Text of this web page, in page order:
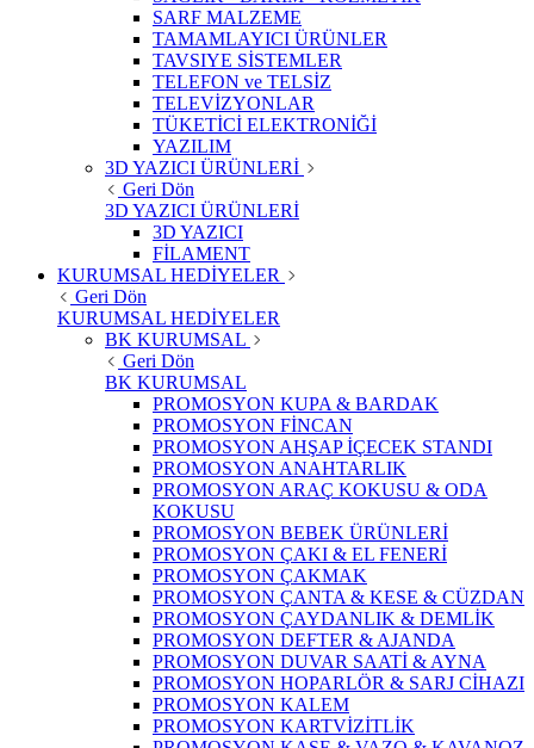
SARF MALZEME
TAMAMLAYICI ÜRÜNLER
TAVSIYE SİSTEMLER
TELEFON ve TELSİZ
TELEVİZYONLAR
TÜKETİCİ ELEKTRONİĞİ
YAZILIM
3D YAZICI ÜRÜNLERİ
Geri Dön
3D YAZICI ÜRÜNLERİ
3D YAZICI
FİLAMENT
KURUMSAL HEDİYELER
Geri Dön
KURUMSAL HEDİYELER
BK KURUMSAL
Geri Dön
BK KURUMSAL
PROMOSYON KUPA & BARDAK
PROMOSYON FİNCAN
PROMOSYON AHŞAP İÇECEK STANDI
PROMOSYON ANAHTARLIK
PROMOSYON ARAÇ KOKUSU & ODA
KOKUSU
PROMOSYON BEBEK ÜRÜNLERİ
PROMOSYON ÇAKI & EL FENERİ
PROMOSYON ÇAKMAK
PROMOSYON ÇANTA & KESE & CÜZDAN
PROMOSYON ÇAYDANLIK & DEMLİK
PROMOSYON DEFTER & AJANDA
PROMOSYON DUVAR SAATİ & AYNA
PROMOSYON HOPARLÖR & SARJ CİHAZI
PROMOSYON KALEM
PROMOSYON KARTVİZİTLİK